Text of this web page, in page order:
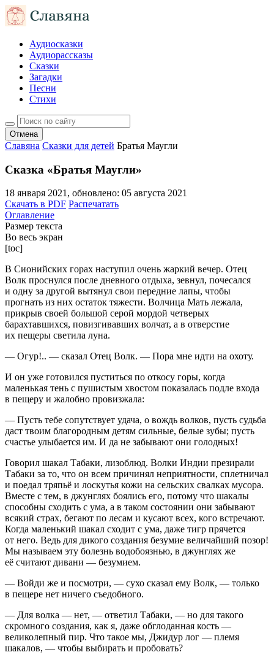
Аудиосказки
Аудиорассказы
Сказки
Загадки
Песни
Стихи
Отмена
Славяна Сказки для детей Братья Маугли
Сказка «Братья Маугли»
18 января 2021, обновлено: 05 августа 2021
Скачать в PDF Распечатать
Оглавление
Размер текста
Во весь экран
[toc]
В Сионийских горах наступил очень жаркий вечер. Отец
Волк проснулся после дневного отдыха, зевнул, почесался
и одну за другой вытянул свои передние лапы, чтобы
прогнать из них остаток тяжести. Волчица Мать лежала,
прикрыв своей большой серой мордой четверых
барахтавшихся, повизгивавших волчат, а в отверстие
их пещеры светила луна.
— Огур!.. — сказал Отец Волк. — Пора мне идти на охоту.
И он уже готовился пуститься по откосу горы, когда
маленькая тень с пушистым хвостом показалась подле входа
в пещеру и жалобно провизжала:
— Пусть тебе сопутствует удача, о вождь волков, пусть судьба
даст твоим благородным детям сильные, белые зубы; пусть
счастье улыбается им. И да не забывают они голодных!
Говорил шакал Табаки, лизоблюд. Волки Индии презирали
Табаки за то, что он всем причинял неприятности, сплетничал
и поедал тряпьё и лоскутья кожи на сельских свалках мусора.
Вместе с тем, в джунглях боялись его, потому что шакалы
способны сходить с ума, а в таком состоянии они забывают
всякий страх, бегают по лесам и кусают всех, кого встречают.
Когда маленький шакал сходит с ума, даже тигр прячется
от него. Ведь для дикого создания безумие величайший позор!
Мы называем эту болезнь водобоязнью, в джунглях же
её считают дивани — безумием.
— Войди же и посмотри, — сухо сказал ему Волк, — только
в пещере нет ничего съедобного.
— Для волка — нет, — ответил Табаки, — но для такого
скромного создания, как я, даже обглоданная кость —
великолепный пир. Что такое мы, Джидур лог — племя
шакалов, — чтобы выбирать и пробовать?